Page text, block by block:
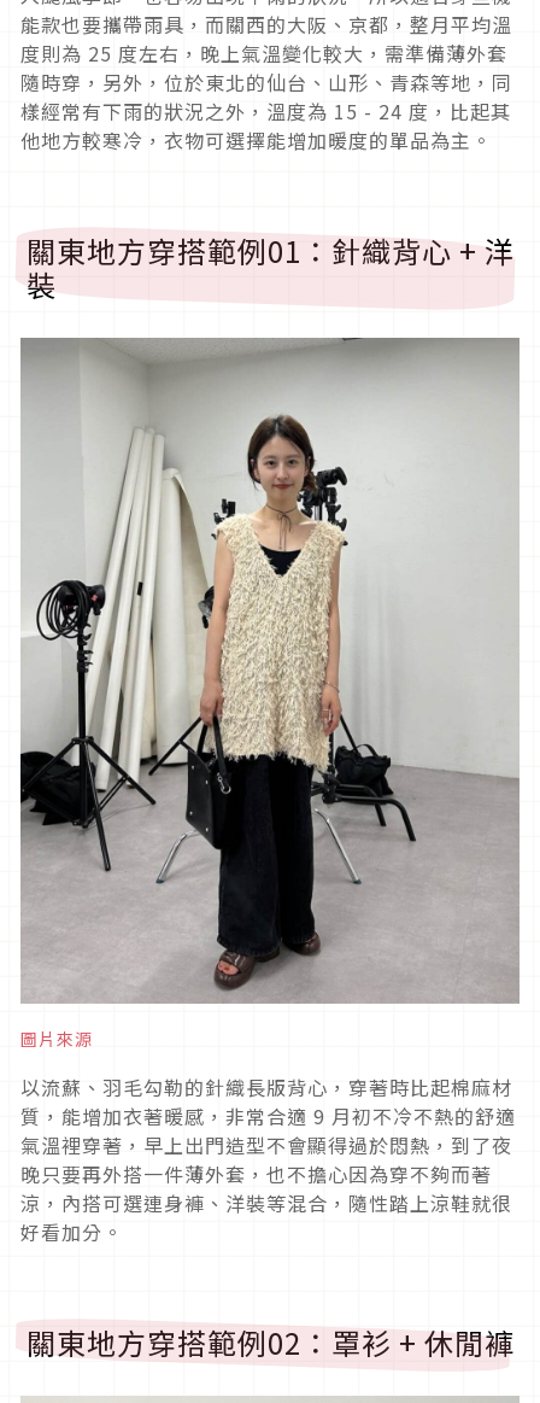
能款也要攜帶雨具，而關西的大阪、京都，整月平均溫
度則為 25 度左右，晚上氣溫變化較大，需準備薄外套
隨時穿，另外，位於東北的仙台、山形、青森等地，同
樣經常有下雨的狀況之外，溫度為 15 - 24 度，比起其
他地方較寒冷，衣物可選擇能增加暖度的單品為主。
關東地方穿搭範例01 ：針織背心+洋
裝
圖片來源
以流蘇、羽毛勾勒的針織長版背心，穿著時比起棉麻材
質，能增加衣著暖感，非常合適 9 月初不冷不熱的舒適
氣溫裡穿著，早上出門造型不會顯得過於悶熱，到了夜
晚只要再外搭一件薄外套，也不擔心因為穿不夠而著
涼，內搭可選連身褲、洋裝等混合，隨性踏上涼鞋就很
好看加分。
關東地方穿搭範例02 ：罩衫+休閒褲